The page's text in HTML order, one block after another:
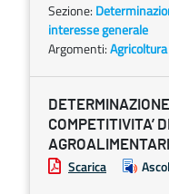
Sezione:
interesse generale
Argomenti:
COMPETITIVITA’
Scarica